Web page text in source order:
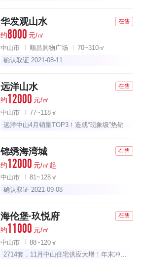
华发观山水 在售
约8000 元/㎡
中山市 顺昌购物广场
70~310㎡
确认取证 2021-08-11
远洋山水 在售
约12000 元/㎡
中山市
77~118㎡
远洋中山4月销量TOP3！造就“现象级”热销红盘
锦绣海湾城 在售
约12000 元/㎡起
中山市
81~128㎡
确认取证 2021-09-08
海伦堡·玖悦府 在售
约11000 元/㎡
中山市
88~120㎡
2714套，11月中山住宅供应大增！年末冲刺战，打响！